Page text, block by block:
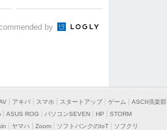
by
アキバ スマホ スタートアップ ゲーム
ASCII倶楽部
ASUS ROG パソコンSEVEN HP
STORM
ヤマハ Zoom ソフトバンクのIoT ソフクリ